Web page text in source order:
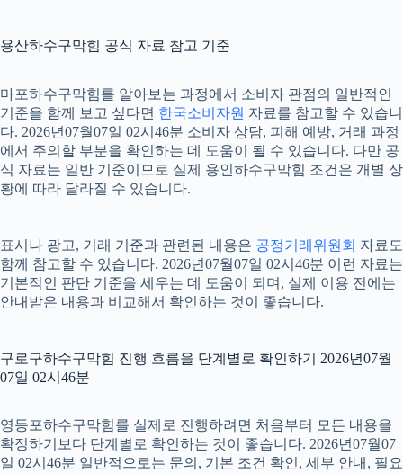
용산하수구막힘 공식 자료 참고 기준
마포하수구막힘를 알아보는 과정에서 소비자 관점의 일반적인
기준을 함께 보고 싶다면 한국소비자원 자료를 참고할 수 있습니
다. 2026년07월07일 02시46분 소비자 상담, 피해 예방, 거래 과정
에서 주의할 부분을 확인하는 데 도움이 될 수 있습니다. 다만 공
식 자료는 일반 기준이므로 실제 용인하수구막힘 조건은 개별 상
황에 따라 달라질 수 있습니다.
표시나 광고, 거래 기준과 관련된 내용은 공정거래위원회 자료도
함께 참고할 수 있습니다. 2026년07월07일 02시46분 이런 자료는
기본적인 판단 기준을 세우는 데 도움이 되며, 실제 이용 전에는
안내받은 내용과 비교해서 확인하는 것이 좋습니다.
구로구하수구막힘 진행 흐름을 단계별로 확인하기 2026년07월
07일 02시46분
영등포하수구막힘를 실제로 진행하려면 처음부터 모든 내용을
확정하기보다 단계별로 확인하는 것이 좋습니다. 2026년07월07
일 02시46분 일반적으로는 문의, 기본 조건 확인, 세부 안내, 필요